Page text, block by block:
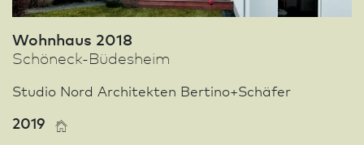
Wohnhaus 2018
Schöneck-Büdesheim
Studio Nord Architekten Bertino+Schäfer
2019